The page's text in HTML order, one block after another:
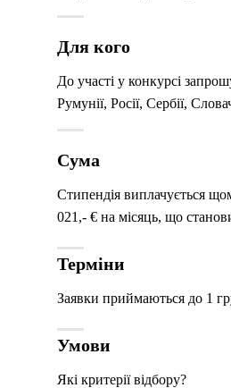
Для кого
До участі у конкурсі
Румунії, Росії, Сербії,
Сума
Стипендія виплачується
021,- € на місяць, що
Терміни
Заявки приймаються до 1
Умови
Які критерії відбору?